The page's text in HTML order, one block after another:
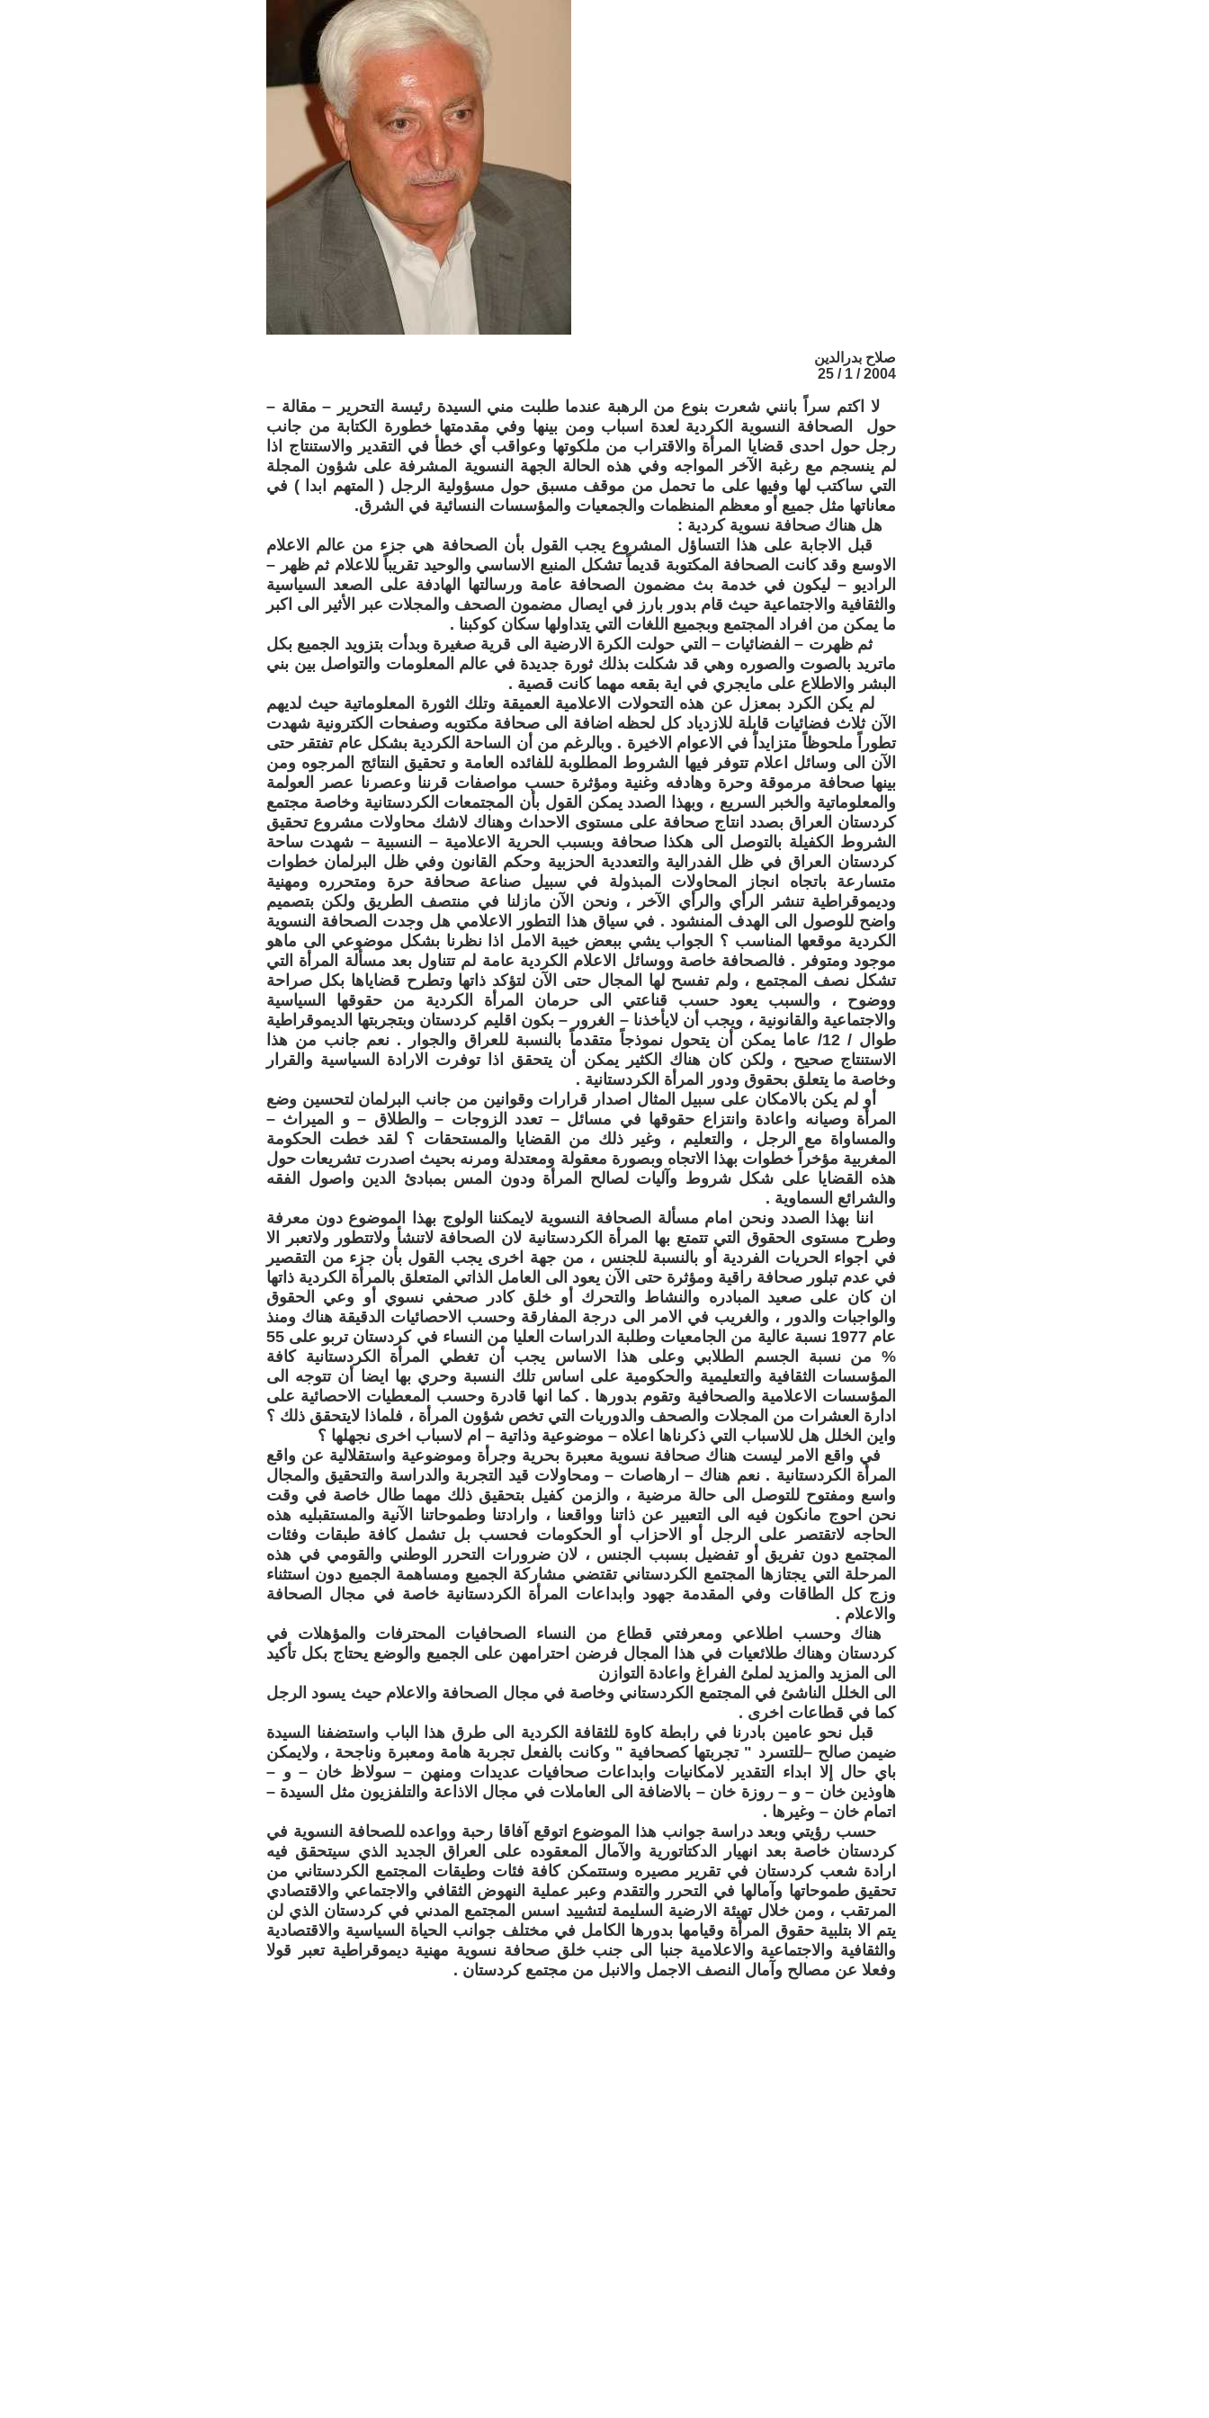
صلاح بدرالدين
2004 / 1 / 25
لا اكتم سراً بانني شعرت بنوع من الرهبة عندما طلبت مني السيدة رئيسة التحرير – مقالة –
حول الصحافة النسوية الكردية لعدة اسباب ومن بينها وفي مقدمتها خطورة الكتابة من جانب
رجل حول احدى قضايا المرأة والاقتراب من ملكوتها وعواقب أي خطأ في التقدير والاستنتاج اذا
لم ينسجم مع رغبة الآخر المواجه وفي هذه الحالة الجهة النسوية المشرفة على شؤون المجلة
التي ساكتب لها وفيها على ما تحمل من موقف مسبق حول مسؤولية الرجل ( المتهم ابدا ) في
معاناتها مثل جميع أو معظم المنظمات والجمعيات والمؤسسات النسائية في الشرق.
هل هناك صحافة نسوية كردية :
قبل الاجابة على هذا التساؤل المشروع يجب القول بأن الصحافة هي جزء من عالم الاعلام
الاوسع وقد كانت الصحافة المكتوبة قديماً تشكل المنبع الاساسي والوحيد تقريباً للاعلام ثم ظهر –
الراديو – ليكون في خدمة بث مضمون الصحافة عامة ورسالتها الهادفة على الصعد السياسية
والثقافية والاجتماعية حيث قام بدور بارز في ايصال مضمون الصحف والمجلات عبر الأثير الى اكبر
ما يمكن من افراد المجتمع وبجميع اللغات التي يتداولها سكان كوكبنا .
ثم ظهرت – الفضائيات – التي حولت الكرة الارضية الى قرية صغيرة وبدأت بتزويد الجميع بكل
ماتريد بالصوت والصوره وهي قد شكلت بذلك ثورة جديدة في عالم المعلومات والتواصل بين بني
البشر والاطلاع على مايجري في اية بقعه مهما كانت قصية .
لم يكن الكرد بمعزل عن هذه التحولات الاعلامية العميقة وتلك الثورة المعلوماتية حيث لديهم
الآن ثلاث فضائيات قابلة للازدياد كل لحظه اضافة الى صحافة مكتوبه وصفحات الكترونية شهدت
تطوراً ملحوظاً متزايداً في الاعوام الاخيرة . وبالرغم من أن الساحة الكردية بشكل عام تفتقر حتى
الآن الى وسائل اعلام تتوفر فيها الشروط المطلوبة للفائده العامة و تحقيق النتائج المرجوه ومن
بينها صحافة مرموقة وحرة وهادفه وغنية ومؤثرة حسب مواصفات قرننا وعصرنا عصر العولمة
والمعلوماتية والخبر السريع ، وبهذا الصدد يمكن القول بأن المجتمعات الكردستانية وخاصة مجتمع
كردستان العراق بصدد انتاج صحافة على مستوى الاحداث وهناك لاشك محاولات مشروع تحقيق
الشروط الكفيلة بالتوصل الى هكذا صحافة وبسبب الحرية الاعلامية – النسبية – شهدت ساحة
كردستان العراق في ظل الفدرالية والتعددية الحزبية وحكم القانون وفي ظل البرلمان خطوات
متسارعة باتجاه انجاز المحاولات المبذولة في سبيل صناعة صحافة حرة ومتحرره ومهنية
وديموقراطية تنشر الرأي والرأي الآخر ، ونحن الآن مازلنا في منتصف الطريق ولكن بتصميم
واضح للوصول الى الهدف المنشود . في سياق هذا التطور الاعلامي هل وجدت الصحافة النسوية
الكردية موقعها المناسب ؟ الجواب يشي ببعض خيبة الامل اذا نظرنا بشكل موضوعي الى ماهو
موجود ومتوفر . فالصحافة خاصة ووسائل الاعلام الكردية عامة لم تتناول بعد مسألة المرأة التي
تشكل نصف المجتمع ، ولم تفسح لها المجال حتى الآن لتؤكد ذاتها وتطرح قضاياها بكل صراحة
ووضوح ، والسبب يعود حسب قناعتي الى حرمان المرأة الكردية من حقوقها السياسية
والاجتماعية والقانونية ، ويجب أن لايأخذنا – الغرور – بكون اقليم كردستان وبتجربتها الديموقراطية
طوال / 12/ عاما يمكن أن يتحول نموذجاً متقدماً بالنسبة للعراق والجوار . نعم جانب من هذا
الاستنتاج صحيح ، ولكن كان هناك الكثير يمكن أن يتحقق اذا توفرت الارادة السياسية والقرار
وخاصة ما يتعلق بحقوق ودور المرأة الكردستانية .
أو لم يكن بالامكان على سبيل المثال اصدار قرارات وقوانين من جانب البرلمان لتحسين وضع
المرأة وصيانه واعادة وانتزاع حقوقها في مسائل – تعدد الزوجات – والطلاق – و الميراث –
والمساواة مع الرجل ، والتعليم ، وغير ذلك من القضايا والمستحقات ؟ لقد خطت الحكومة
المغربية مؤخراً خطوات بهذا الاتجاه وبصورة معقولة ومعتدلة ومرنه بحيث اصدرت تشريعات حول
هذه القضايا على شكل شروط وآليات لصالح المرأة ودون المس بمبادئ الدين واصول الفقه
والشرائع السماوية .
اننا بهذا الصدد ونحن امام مسألة الصحافة النسوية لايمكننا الولوج بهذا الموضوع دون معرفة
وطرح مستوى الحقوق التي تتمتع بها المرأة الكردستانية لان الصحافة لاتنشأ ولاتتطور ولاتعبر الا
في اجواء الحريات الفردية أو بالنسبة للجنس ، من جهة اخرى يجب القول بأن جزء من التقصير
في عدم تبلور صحافة راقية ومؤثرة حتى الآن يعود الى العامل الذاتي المتعلق بالمرأة الكردية ذاتها
ان كان على صعيد المبادره والنشاط والتحرك أو خلق كادر صحفي نسوي أو وعي الحقوق
والواجبات والدور ، والغريب في الامر الى درجة المفارقة وحسب الاحصائيات الدقيقة هناك ومنذ
عام 1977 نسبة عالية من الجامعيات وطلبة الدراسات العليا من النساء في كردستان تربو على 55
% من نسبة الجسم الطلابي وعلى هذا الاساس يجب أن تغطي المرأة الكردستانية كافة
المؤسسات الثقافية والتعليمية والحكومية على اساس تلك النسبة وحري بها ايضا أن تتوجه الى
المؤسسات الاعلامية والصحافية وتقوم بدورها . كما انها قادرة وحسب المعطيات الاحصائية على
ادارة العشرات من المجلات والصحف والدوريات التي تخص شؤون المرأة ، فلماذا لايتحقق ذلك ؟
واين الخلل هل للاسباب التي ذكرناها اعلاه – موضوعية وذاتية – ام لاسباب اخرى نجهلها ؟
في واقع الامر ليست هناك صحافة نسوية معبرة بحرية وجرأة وموضوعية واستقلالية عن واقع
المرأة الكردستانية . نعم هناك – ارهاصات – ومحاولات قيد التجربة والدراسة والتحقيق والمجال
واسع ومفتوح للتوصل الى حالة مرضية ، والزمن كفيل بتحقيق ذلك مهما طال خاصة في وقت
نحن احوج مانكون فيه الى التعبير عن ذاتنا وواقعنا ، وارادتنا وطموحاتنا الآنية والمستقبليه هذه
الحاجه لاتقتصر على الرجل أو الاحزاب أو الحكومات فحسب بل تشمل كافة طبقات وفئات
المجتمع دون تفريق أو تفضيل بسبب الجنس ، لان ضرورات التحرر الوطني والقومي في هذه
المرحلة التي يجتازها المجتمع الكردستاني تقتضي مشاركة الجميع ومساهمة الجميع دون استثناء
وزج كل الطاقات وفي المقدمة جهود وابداعات المرأة الكردستانية خاصة في مجال الصحافة
والاعلام .
هناك وحسب اطلاعي ومعرفتي قطاع من النساء الصحافيات المحترفات والمؤهلات في
كردستان وهناك طلائعيات في هذا المجال فرضن احترامهن على الجميع والوضع يحتاج بكل تأكيد
الى المزيد والمزيد لملئ الفراغ واعادة التوازن
الى الخلل الناشئ في المجتمع الكردستاني وخاصة في مجال الصحافة والاعلام حيث يسود الرجل
كما في قطاعات اخرى .
قبل نحو عامين بادرنا في رابطة كاوة للثقافة الكردية الى طرق هذا الباب واستضفنا السيدة
ضيمن صالح –للتسرد " تجربتها كصحافية " وكانت بالفعل تجربة هامة ومعبرة وناجحة ، ولايمكن
باي حال إلا ابداء التقدير لامكانيات وابداعات صحافيات عديدات ومنهن – سولاظ خان – و –
هاوذين خان – و – روزة خان – بالاضافة الى العاملات في مجال الاذاعة والتلفزيون مثل السيدة –
اتمام خان – وغيرها .
حسب رؤيتي وبعد دراسة جوانب هذا الموضوع اتوقع آفاقا رحبة وواعده للصحافة النسوية في
كردستان خاصة بعد انهيار الدكتاتورية والآمال المعقوده على العراق الجديد الذي سيتحقق فيه
ارادة شعب كردستان في تقرير مصيره وستتمكن كافة فئات وطيقات المجتمع الكردستاني من
تحقيق طموحاتها وآمالها في التحرر والتقدم وعبر عملية النهوض الثقافي والاجتماعي والاقتصادي
المرتقب ، ومن خلال تهيئة الارضية السليمة لتشييد اسس المجتمع المدني في كردستان الذي لن
يتم الا بتلبية حقوق المرأة وقيامها بدورها الكامل في مختلف جوانب الحياة السياسية والاقتصادية
والثقافية والاجتماعية والاعلامية جنبا الى جنب خلق صحافة نسوية مهنية ديموقراطية تعبر قولا
وفعلا عن مصالح وآمال النصف الاجمل والانبل من مجتمع كردستان .